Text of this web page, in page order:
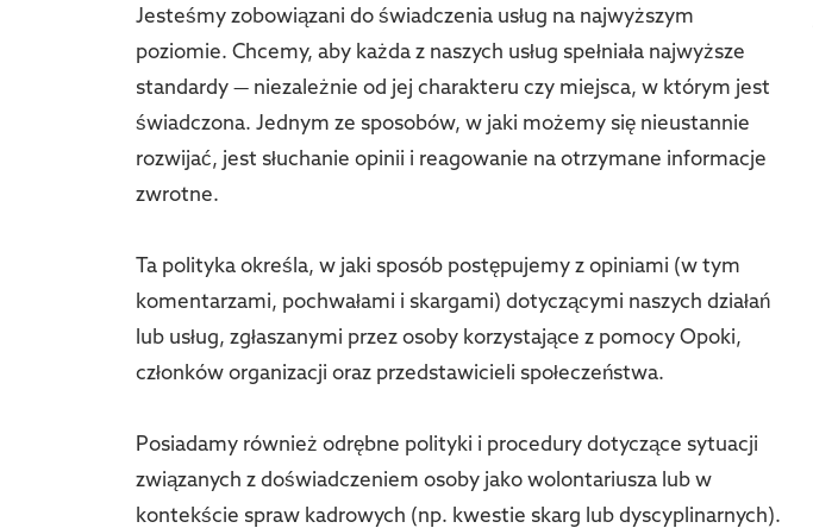
Jesteśmy zobowiązani do świadczenia usług na najwyższym
poziomie. Chcemy, aby każda z naszych usług spełniała najwyższe
standardy — niezależnie od jej charakteru czy miejsca, w którym jest
świadczona. Jednym ze sposobów, w jaki możemy się nieustannie
rozwijać, jest słuchanie opinii i reagowanie na otrzymane informacje
zwrotne.
Ta polityka określa, w jaki sposób postępujemy z opiniami (w tym
komentarzami, pochwałami i skargami) dotyczącymi naszych działań
lub usług, zgłaszanymi przez osoby korzystające z pomocy Opoki,
członków organizacji oraz przedstawicieli społeczeństwa.
Posiadamy również odrębne polityki i procedury dotyczące sytuacji
związanych z doświadczeniem osoby jako wolontariusza lub w
kontekście spraw kadrowych (np. kwestie skarg lub dyscyplinarnych).